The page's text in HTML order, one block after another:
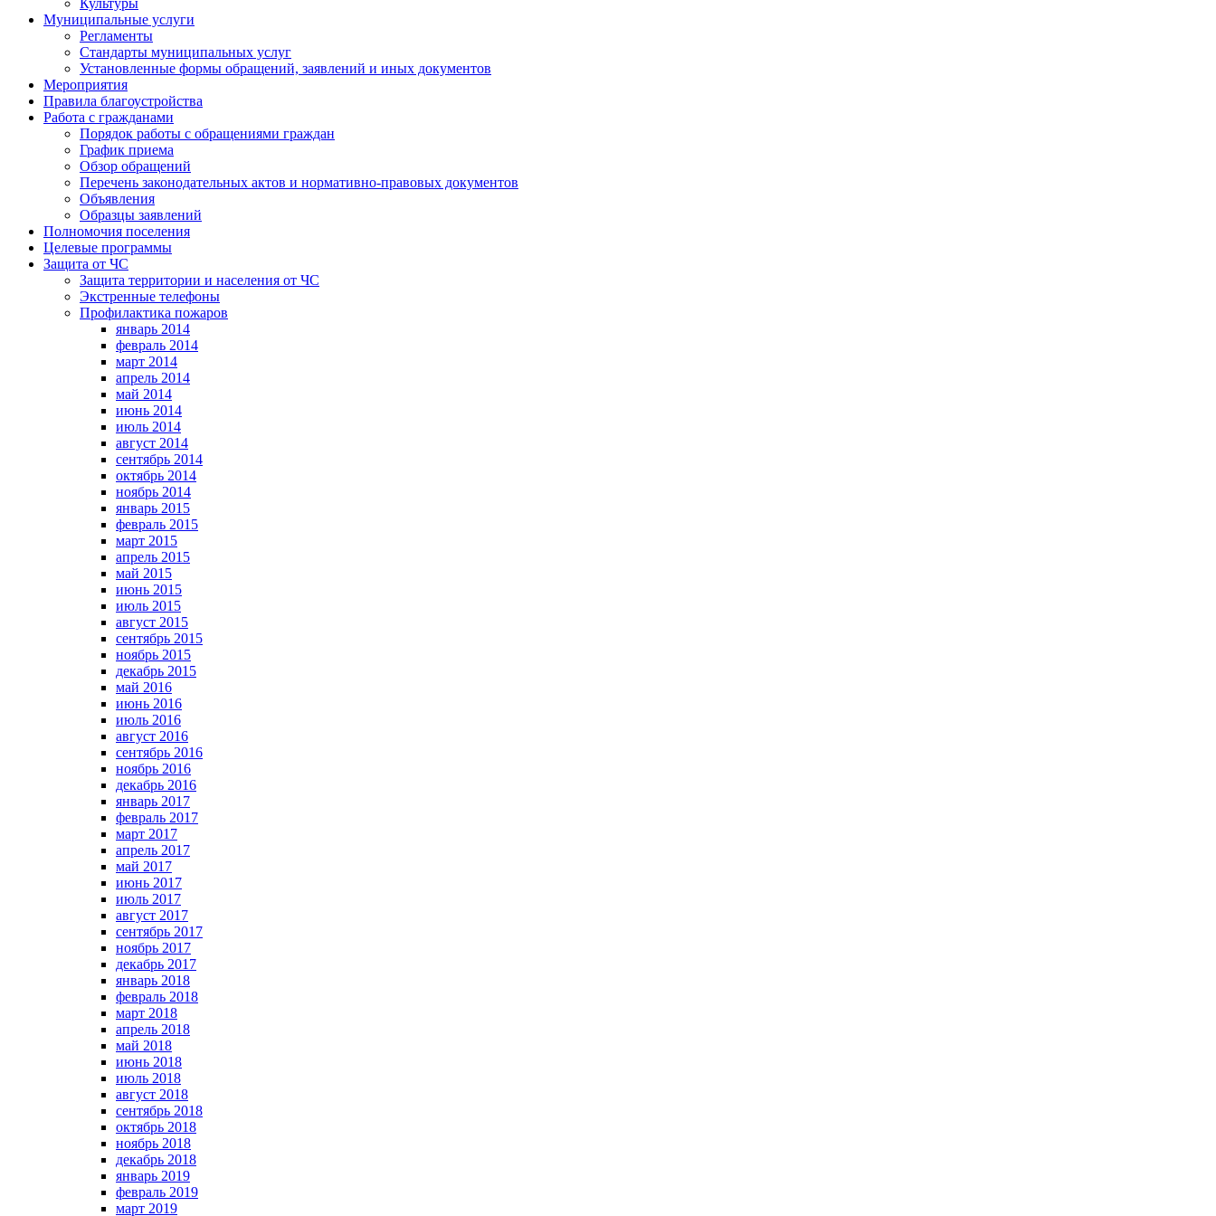
Культуры
Муниципальные услуги
Регламенты
Стандарты муниципальных услуг
Установленные формы обращений, заявлений и иных документов
Мероприятия
Правила благоустройства
Работа с гражданами
Порядок работы с обращениями граждан
График приема
Обзор обращений
Перечень законодательных актов и нормативно-правовых документов
Объявления
Образцы заявлений
Полномочия поселения
Целевые программы
Защита от ЧС
Защита территории и населения от ЧС
Экстренные телефоны
Профилактика пожаров
январь 2014
февраль 2014
март 2014
апрель 2014
май 2014
июнь 2014
июль 2014
август 2014
сентябрь 2014
октябрь 2014
ноябрь 2014
январь 2015
февраль 2015
март 2015
апрель 2015
май 2015
июнь 2015
июль 2015
август 2015
сентябрь 2015
ноябрь 2015
декабрь 2015
май 2016
июнь 2016
июль 2016
август 2016
сентябрь 2016
ноябрь 2016
декабрь 2016
январь 2017
февраль 2017
март 2017
апрель 2017
май 2017
июнь 2017
июль 2017
август 2017
сентябрь 2017
ноябрь 2017
декабрь 2017
январь 2018
февраль 2018
март 2018
апрель 2018
май 2018
июнь 2018
июль 2018
август 2018
сентябрь 2018
октябрь 2018
ноябрь 2018
декабрь 2018
январь 2019
февраль 2019
март 2019